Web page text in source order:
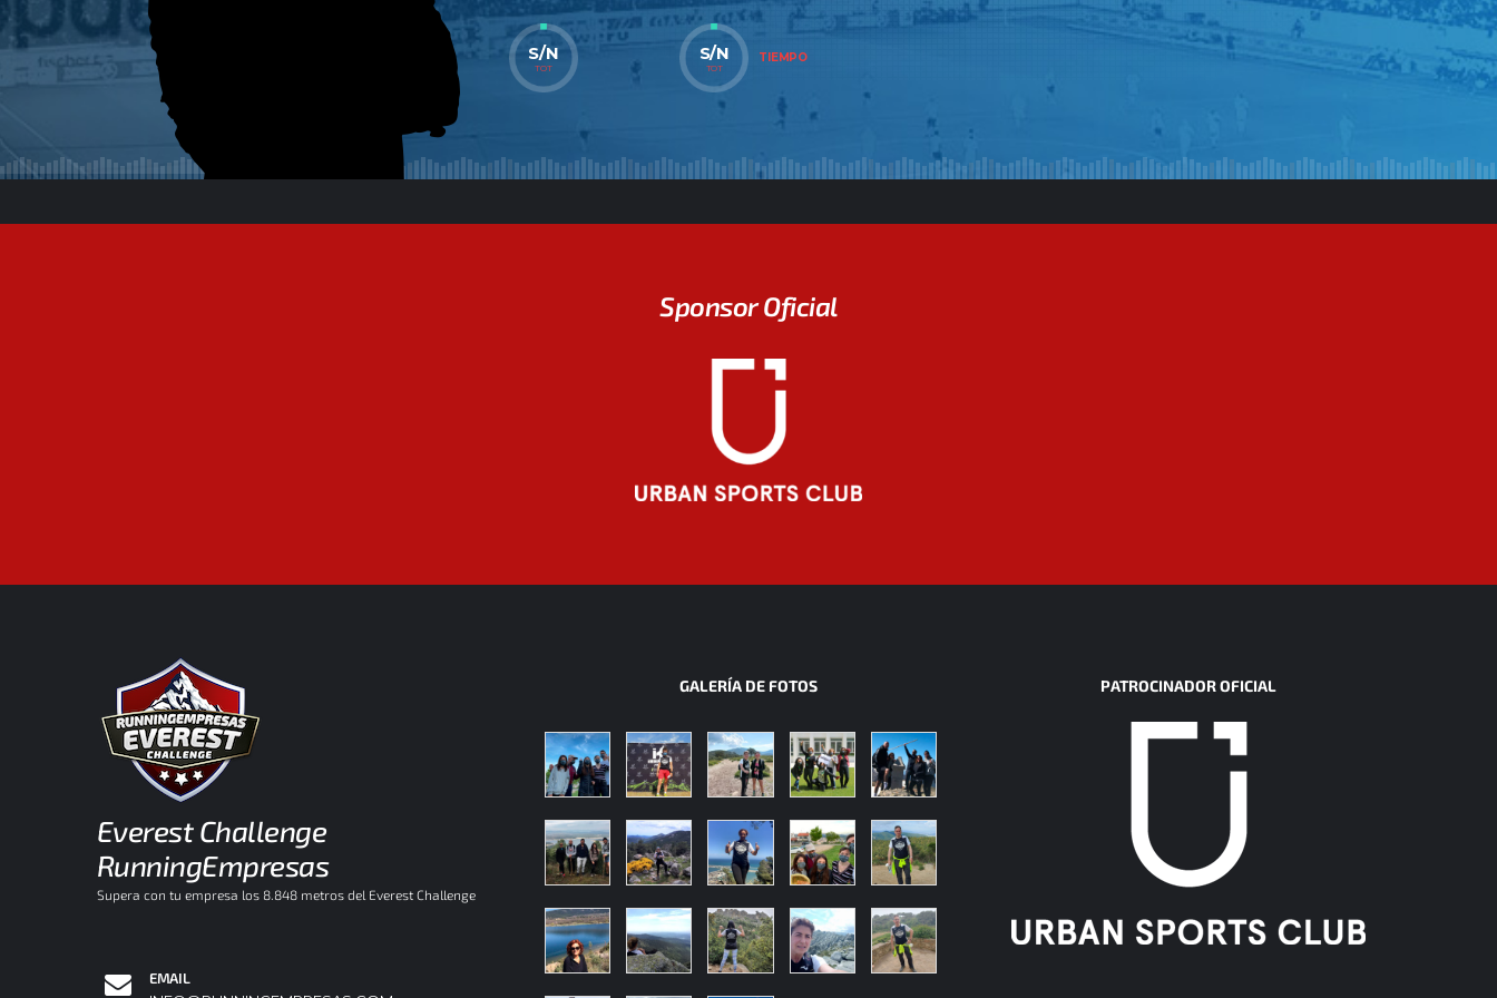
S/N
TOT
S/N
TOT
TIEMPO
Sponsor Oficial
Everest Challenge
RunningEmpresas
Supera con tu empresa los 8.848 metros del Everest Challenge
EMAIL
GALERÍA DE FOTOS PATROCINADOR OFICIAL